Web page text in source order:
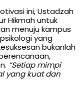
ini, Ustadzah
Hikmah untuk
menuju kampus
yang
bukanlah
“Setiap mimpi
yang kuat dan